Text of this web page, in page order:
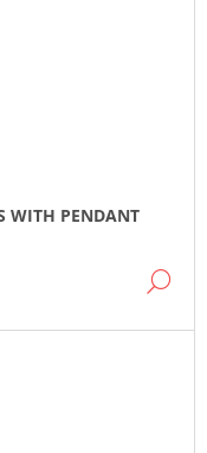
WITH PENDANT